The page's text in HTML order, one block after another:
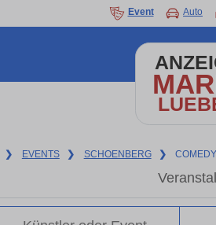
Event Auto
❯ EVENTS ❯ SCHOENBERG ❯